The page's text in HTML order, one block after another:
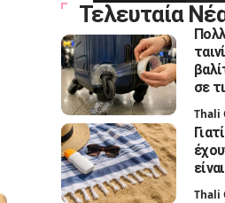
Τελευταία
σε
Thali
Thali